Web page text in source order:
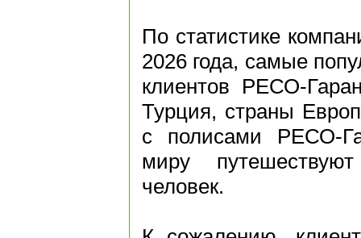
По статистике
2026 года, самые
клиентов РЕСО-
Турция, страны
с полисами РЕСО-
миру
человек.